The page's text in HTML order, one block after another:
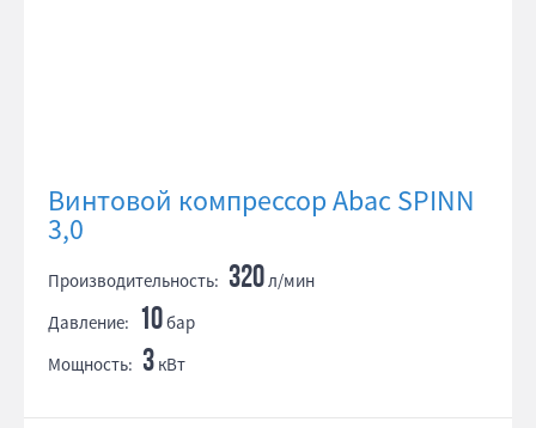
Винтовой компрессор Abac SPINN
3,0
Производительность: 320л/мин
Давление: 10бар
Мощность: 3 кВт